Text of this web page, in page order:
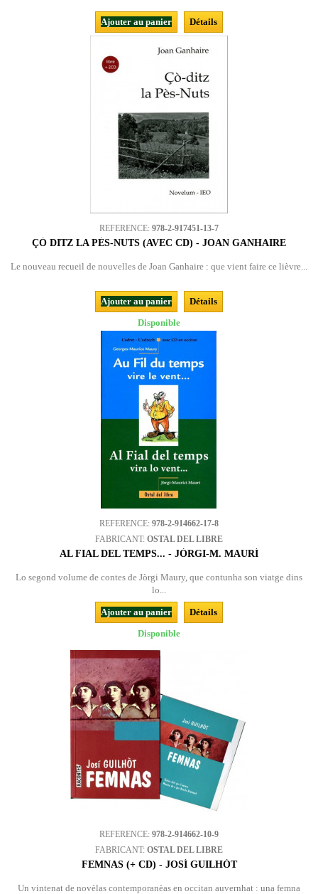
Ajouter au panier Détails
REFERENCE: 978-2-917451-13-7
ÇÒ DITZ LA PÈS-NUTS (AVEC CD) - JOAN GANHAIRE
Le nouveau recueil de nouvelles de Joan Ganhaire : que vient faire ce lièvre...
Ajouter au panier
Détails
Disponible
REFERENCE: 978-2-914662-17-8
FABRICANT: OSTAL DEL LIBRE
AL FIAL DEL TEMPS... - JÒRGI-M. MAURÍ
Lo segond volume de contes de Jòrgi Maury, que contunha son viatge dins
lo...
Ajouter au panier
Détails
Disponible
REFERENCE: 978-2-914662-10-9
FABRICANT: OSTAL DEL LIBRE
FEMNAS (+ CD) - JOSÍ GUILHÒT
Un vintenat de novèlas contemporanèas en occitan auvernhat : una femna